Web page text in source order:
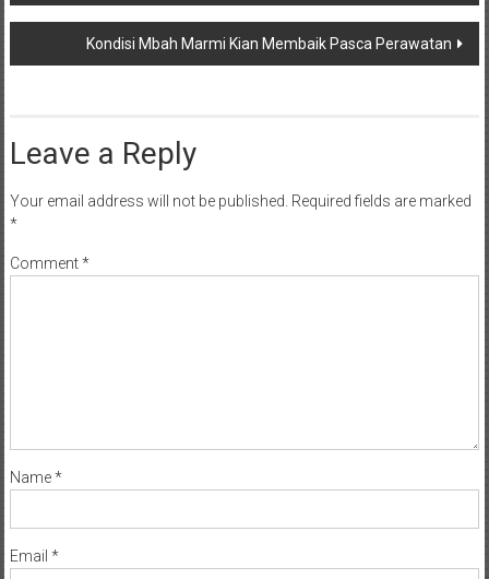
navigation
Kondisi Mbah Marmi Kian Membaik Pasca Perawatan
Leave a Reply
Your email address will not be published. Required fields are marked
*
Comment*
Name*
Email *